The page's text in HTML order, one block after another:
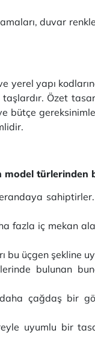
duvar
yerel yapı
Özet
bütçe
türlerinden
fazla iç mekan
bu üçgen şekline
bulunan
çağdaş bir
uyumlu bir